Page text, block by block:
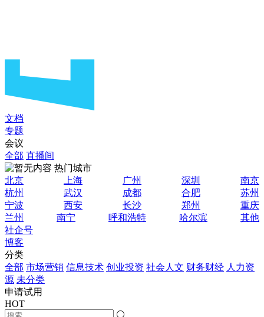
文档
专题
会议
全部 直播间
热门城市
北京
上海 广州 深圳
南京
杭州
武汉 成都 合肥
苏州
宁波
西安 长沙 郑州
重庆
兰州
南宁 呼和浩特 哈尔滨
其他
社企号
博客
分类
全部 市场营销 信息技术 创业投资 社会人文 财务财经 人力资
源 未分类
申请试用
HOT